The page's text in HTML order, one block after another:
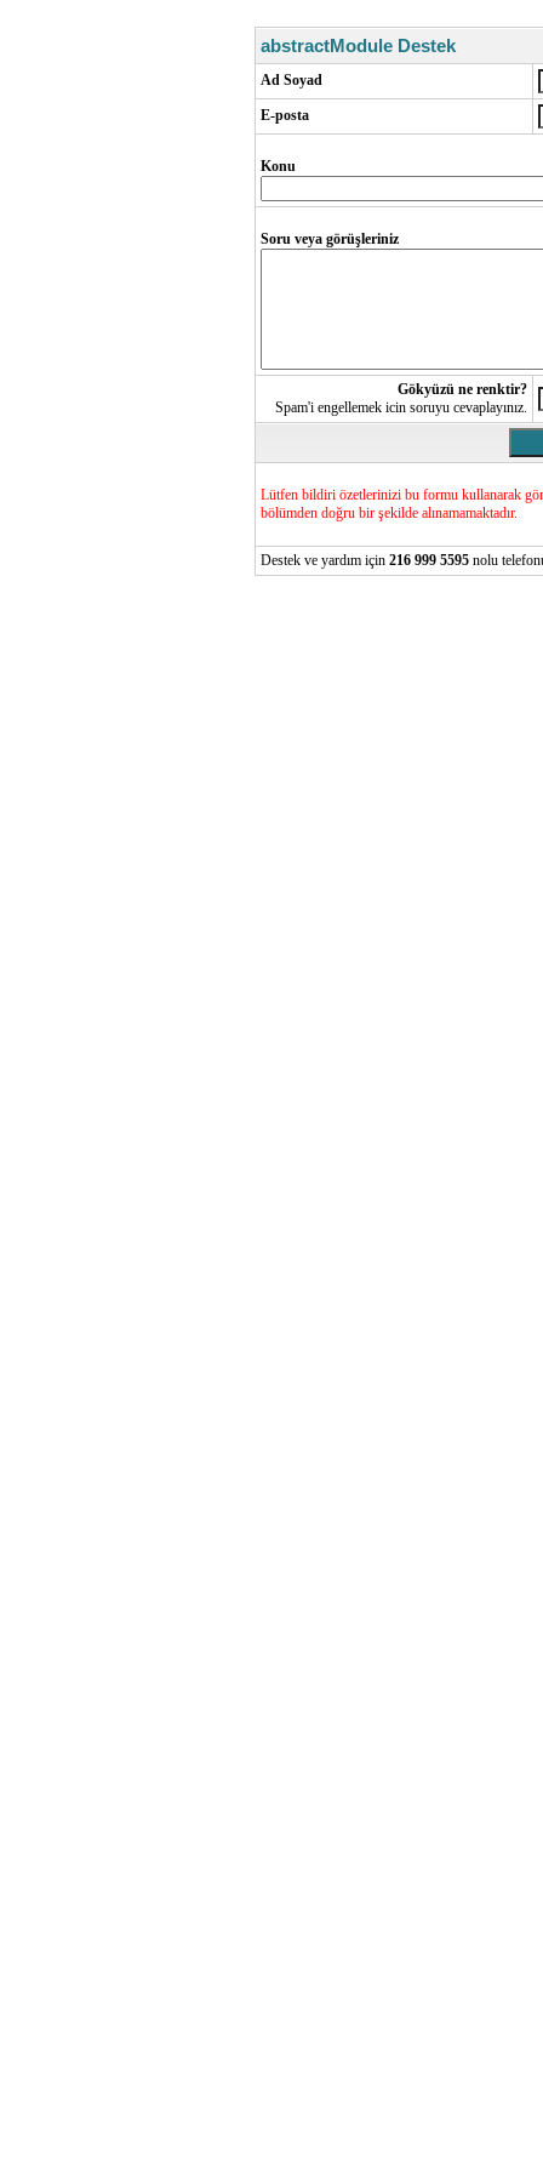
abstractModule Destek
Ad Soyad
E-posta
Konu
Soru veya görüşleriniz
Gökyüzü ne renktir?
Spam'i engellemek icin soruyu cevaplayınız.
Lütfen bildiri özetlerinizi bu formu kullanarak
bölümden doğru bir şekilde alınamamaktadır.
Destek ve yardım için 216 999 5595 nolu